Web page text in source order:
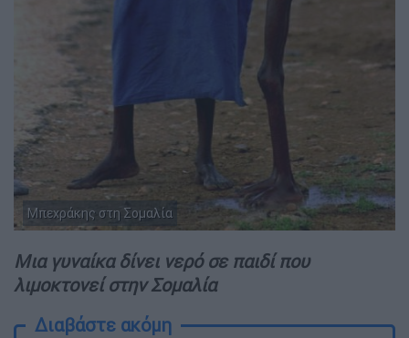
Μπεχράκης στη Σομαλία
Μια γυναίκα δίνει νερό σε παιδί που
λιμοκτονεί στην Σομαλία
Διαβάστε ακόμη